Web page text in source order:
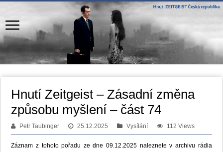
Hnutí Zeitgeist – Zásadní změna
způsobu myšlení – část 74
Petr Taubinger 25.12.2025 Vysílání 112 Views
Záznam z tohoto pořadu ze dne 09.12.2025 naleznete v archivu rádia